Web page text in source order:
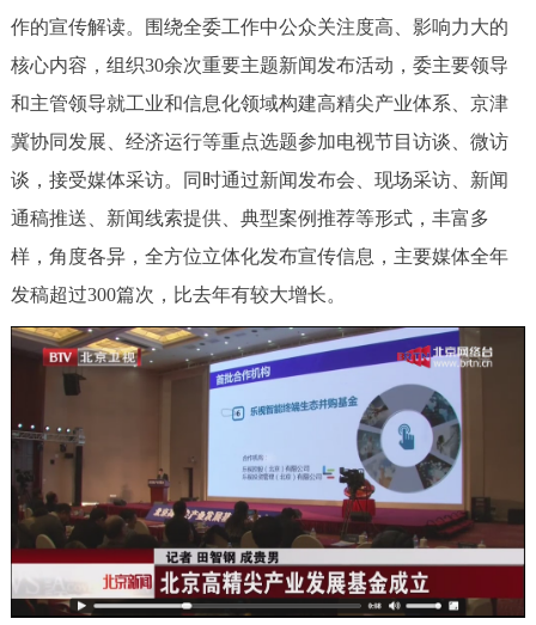
作的宣传解读。围绕全委工作中公众关注度高、影响力大的
核心内容，组织30余次重要主题新闻发布活动，委主要领导
和主管领导就工业和信息化领域构建高精尖产业体系、京津
冀协同发展、经济运行等重点选题参加电视节目访谈、微访
谈，接受媒体采访。同时通过新闻发布会、现场采访、新闻
通稿推送、新闻线索提供、典型案例推荐等形式，丰富多
样，角度各异，全方位立体化发布宣传信息，主要媒体全年
发稿超过300篇次，比去年有较大增长。